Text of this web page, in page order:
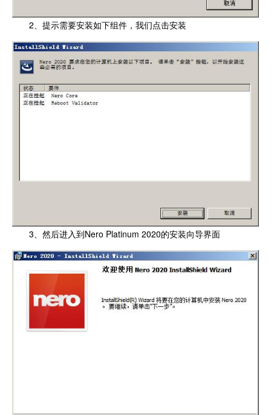
2、提示需要安装如下组件，我们点击安装
3、然后进入到Nero Platinum 2020的安装向导界面